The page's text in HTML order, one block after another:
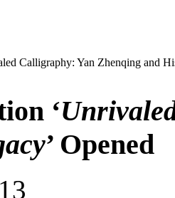
Calligraphy: Yan Zhenqing and
‘
’ Opened